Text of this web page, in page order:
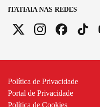
ITATIAIA NAS REDES
Política de Privacidade
Portal de Privacidade
Política de Cookies